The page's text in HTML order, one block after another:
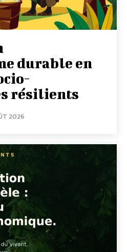
durable en
résilients
2026